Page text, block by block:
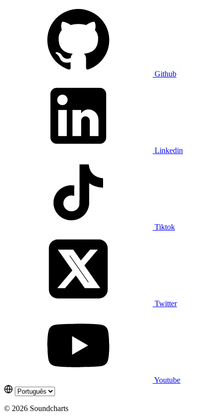
Github
Linkedin
Tiktok
Twitter
Youtube
© 2026 Soundcharts